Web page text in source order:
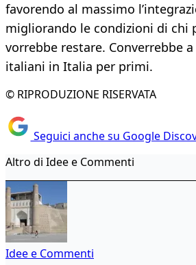
favorendo al massimo
migliorando le condizioni di chi
vorrebbe restare. Converrebbe
italiani in Italia per primi.
© RIPRODUZIONE RISERVATA
Seguici anche su Google
Altro di Idee e Commenti
Idee e Commenti